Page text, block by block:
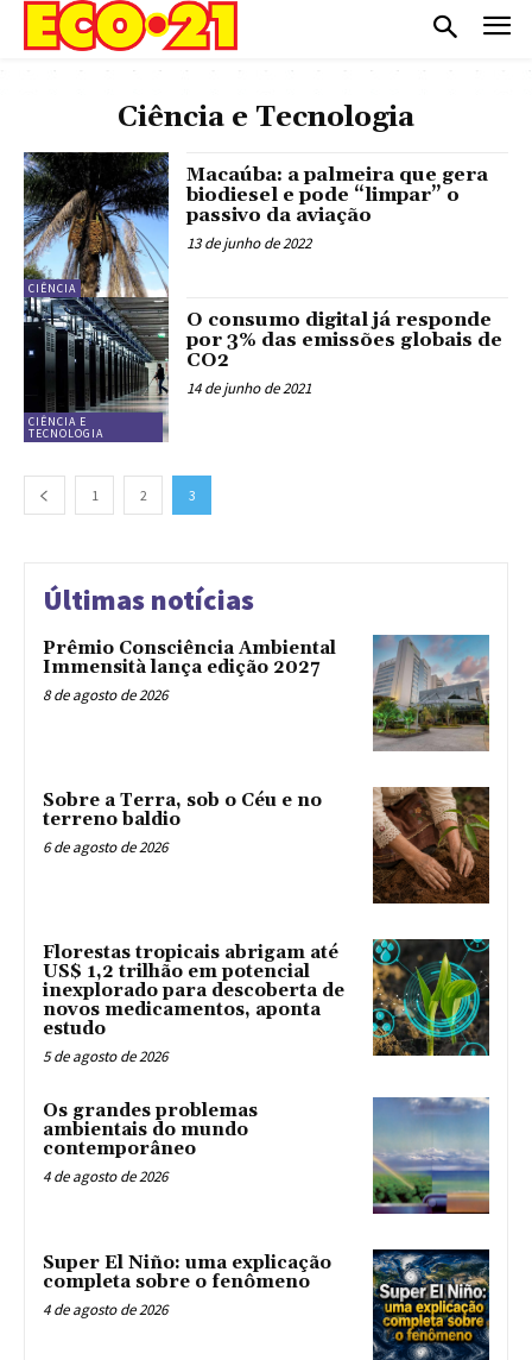
Ciência e Tecnologia
CIÊNCIA
Macaúba: a palmeira que gera
biodiesel e pode “limpar” o
passivo da aviação
13 de junho de 2022
CIÊNCIA E
TECNOLOGIA
O consumo digital já responde
por 3% das emissões globais de
CO2
14 de junho de 2021
1 2 3
Últimas notícias
Prêmio Consciência Ambiental
Immensità lança edição 2027
8 de agosto de 2026
Sobre a Terra, sob o Céu e no
terreno baldio
6 de agosto de 2026
Florestas tropicais abrigam até
US$ 1,2 trilhão em potencial
inexplorado para descoberta de
novos medicamentos, aponta
estudo
5 de agosto de 2026
Os grandes problemas
ambientais do mundo
contemporâneo
4 de agosto de 2026
Super El Niño: uma explicação
completa sobre o fenômeno
4 de agosto de 2026